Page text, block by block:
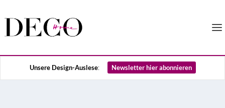
Unsere Design-Auslese: Newsletter hier abonnieren